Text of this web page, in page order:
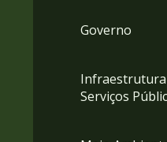
Governo
Serviços